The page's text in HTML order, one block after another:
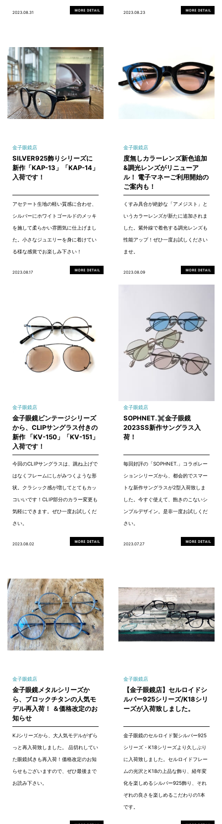
2023.08.31 2023.08.23
金子眼鏡店
SILVER925飾りシリーズに
新作「KAP-13」「KAP-14」
入荷です！
アセテート生地の軽い質感に合わせ、
シルバーにホワイトゴールドのメッキ
を施して柔らかい雰囲気に仕上げまし
た。小さなジュエリーを身に着けてい
る様な感覚でお楽しみ下さい！
2023.08.17
金子眼鏡店
度無しカラーレンズ新色追加
&調光レンズがリニューア
ル！ 電子マネーご利用開始の
ご案内も！
くすみ具合が絶妙な「アメジスト」と
いうカラーレンズが新たに追加されま
した。紫外線で着色する調光レンズも
性能アップ！ぜひ一度お試しください
ませ。
2023.08.09
金子眼鏡店
金子眼鏡ビンテージシリーズ
から、CLIPサングラス付きの
新作 「KV-150」「KV-151」
入荷です！
今回のCLIPサングラスは、跳ね上げで
はなくフレームにしがみつくような形
状。クラシック感が増してとてもカッ
コいいです！CLIP部分のカラー変更も
気軽にできます。ぜひ一度お試しくだ
さい。
2023.08.02
金子眼鏡店
SOPHNET.✖金子眼鏡
2023SS新作サングラス入
荷！
毎回好評の「SOPHNET.」コラボレー
ションシリーズから、都会的でスマー
トな新作サングラスが2型入荷致しま
した。今すぐ使えて、飽きのこないシ
ンプルデザイン。是非一度お試しくだ
さい。
2023.07.27
金子眼鏡店
金子眼鏡メタルシリーズか
ら、ブロックチタンの人気モ
デル再入荷！ ＆価格改定のお
知らせ
KJシリーズから、大人気モデルがずら
っと再入荷致しました。 品切れしてい
た眼鏡拭きも再入荷！価格改定のお知
らせもございますので、ぜひ最後まで
お読み下さい。
金子眼鏡店
【金子眼鏡店】セルロイドシ
ルバー925シリーズ/K18シリ
ーズが入荷致しました。
金子眼鏡のセルロイド製シルバー925
シリーズ・K18シリーズより久しぶり
に入荷致しました。セルロイドフレー
ムの光沢とK18の上品な飾り、経年変
化を楽しめるシルバー925飾り、それ
ぞれの良さを楽しめるこだわりの1本
です。